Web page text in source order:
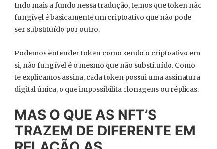
Indo mais a fundo nessa tradução, temos que token não
fungível é basicamente um criptoativo que não pode
ser substituído por outro.
Podemos entender token como sendo o criptoativo em
si, não fungível é o mesmo que não substituído. Como
te explicamos assina, cada token possui uma assinatura
digital única, o que impossibilita clonagens ou réplicas.
MAS O QUE AS NFT’S
TRAZEM DE DIFERENTE EM